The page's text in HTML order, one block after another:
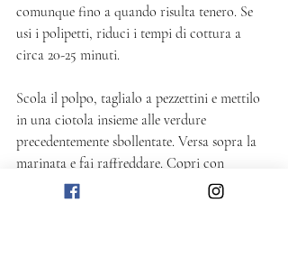
comunque fino a quando risulta tenero. Se
usi i polipetti, riduci i tempi di cottura a
circa 20-25 minuti.
Scola il polpo, taglialo a pezzettini e mettilo
in una ciotola insieme alle verdure
precedentemente sbollentate. Versa sopra la
marinata e fai raffreddare. Copri con
alluminio o pellicola e fai marinare in